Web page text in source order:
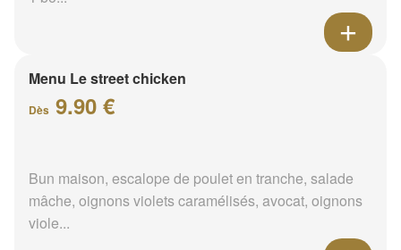
Menu Le street chicken
Dès 9.90 €
Bun maison, escalope de poulet en tranche, salade
mâche, oignons violets caramélisés, avocat, oignons
viole...